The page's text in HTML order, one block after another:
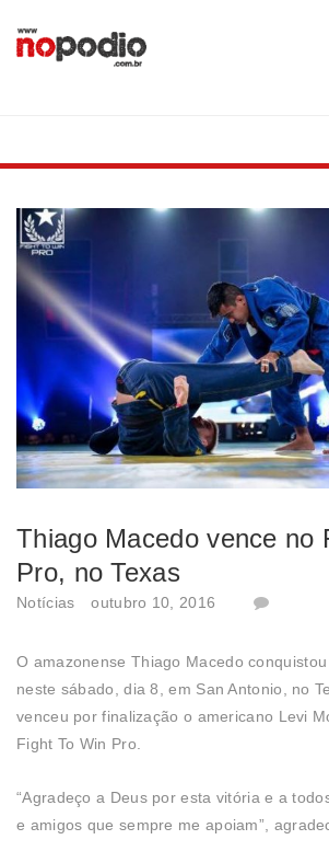
Thiago Macedo vence no
Pro, no Texas
Notícias outubro 10, 2016
O amazonense Thiago Macedo
neste sábado, dia 8, em San Antonio, no
venceu por finalização o americano Levi
Fight To Win Pro.
“Agradeço a Deus por esta vitória e a
e amigos que sempre me apoiam”,